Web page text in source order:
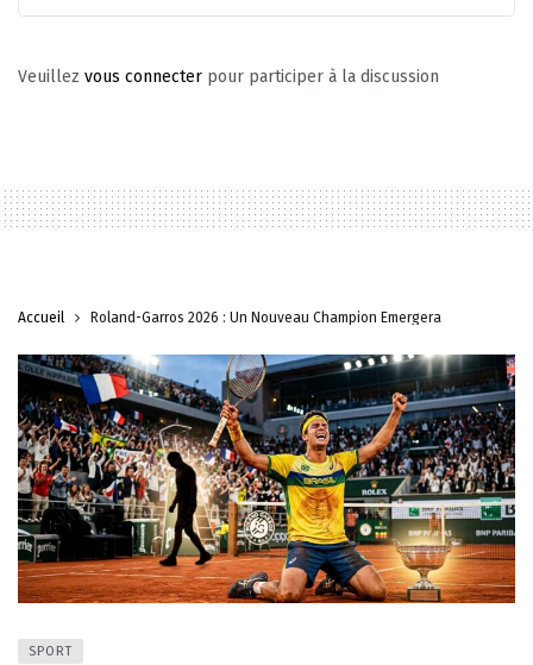
Veuillez vous connecter pour participer à la discussion
Accueil Roland-Garros 2026 : Un Nouveau Champion Émergera
SPORT